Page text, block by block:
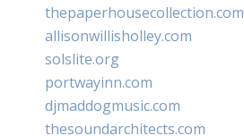
thepaperhousecollection.com
allisonwillisholley.com
solslite.org
portwayinn.com
djmaddogmusic.com
thesoundarchitects.com